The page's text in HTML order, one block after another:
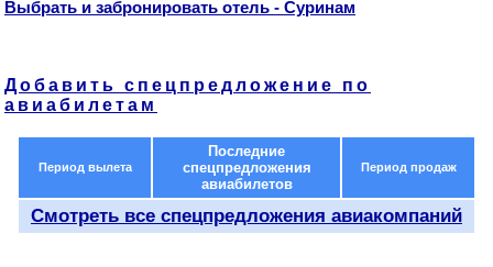
Выбрать и забронировать отель - Суринам
Добавить спецпредложение по
авиабилетам
Период вылета
Последние
спецпредложения
авиабилетов
Период продаж
Смотреть все спецпредложения авиакомпаний